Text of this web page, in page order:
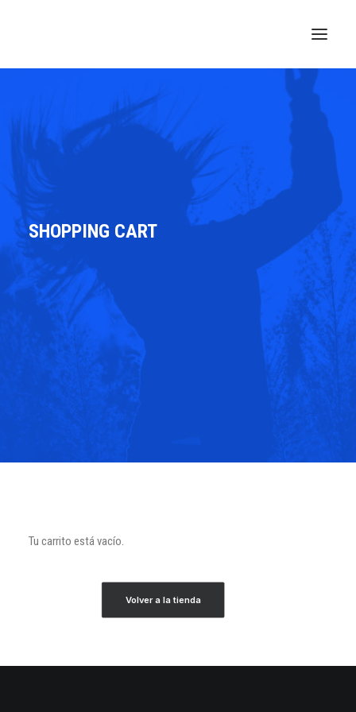
SHOPPING CART
Tu carrito está vacío.
Volver a la tienda